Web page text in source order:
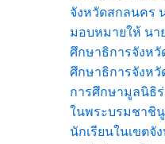
จังหวัดสกลนคร
มอบหมายให้ นา
ศึกษาธิการจังห
ศึกษาธิการจังห
การศึกษามูลนิธิร่
ในพระบรมชาชิ
นักเรียนในเขตจั